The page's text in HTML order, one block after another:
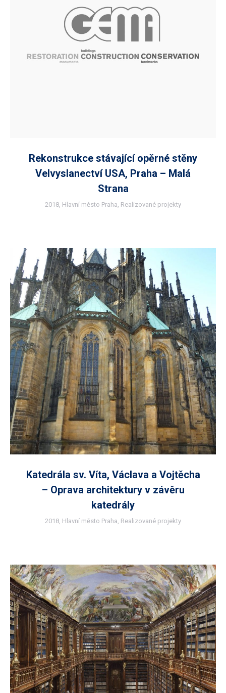
Rekonstrukce stávající opěrné stěny
Velvyslanectví USA, Praha – Malá
Strana
2018 Hlavní město Praha Realizované projekty
Katedrála sv. Víta, Václava a Vojtěcha
– Oprava architektury v závěru
katedrály
2018 Hlavní město Praha Realizované projekty